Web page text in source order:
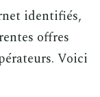
identifiés,
offres
Voici